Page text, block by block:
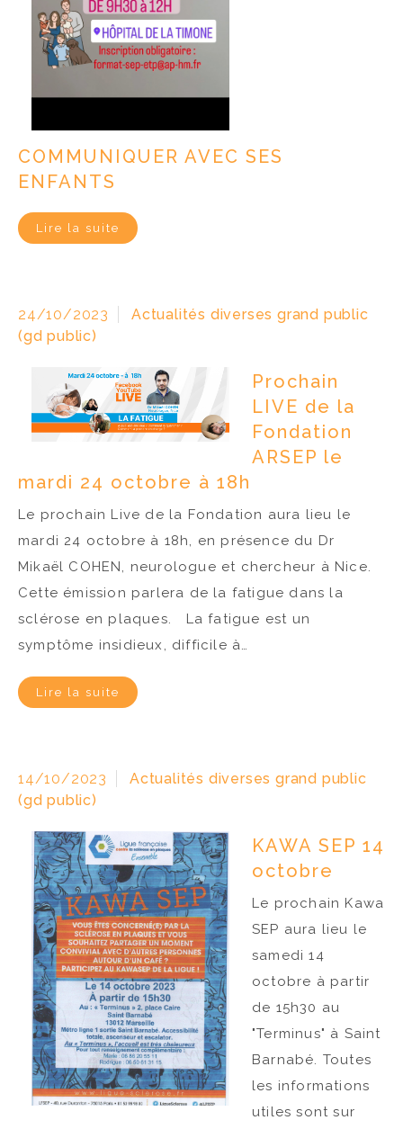
COMMUNIQUER AVEC SES
ENFANTS
Lire la suite
24/10/2023
Actualités diverses grand public
(gd public)
Prochain
LIVE de la
Fondation
ARSEP le
mardi 24 octobre à 18h
Le prochain Live de la Fondation aura lieu le
mardi 24 octobre à 18h, en présence du Dr
Mikaël COHEN, neurologue et chercheur à Nice.
Cette émission parlera de la fatigue dans la
sclérose en plaques. La fatigue est un
symptôme insidieux, difficile à…
Lire la suite
14/10/2023
Actualités diverses grand public
(gd public)
KAWA SEP 14
octobre
Le prochain Kawa
SEP aura lieu le
samedi 14
octobre à partir
de 15h30 au
"Terminus" à Saint
Barnabé. Toutes
les informations
utiles sont sur